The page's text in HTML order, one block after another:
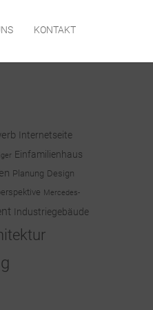
KONTAKT
Internetseite
Einfamilienhaus
Planung Design
Mercedes-
Industriegebäude